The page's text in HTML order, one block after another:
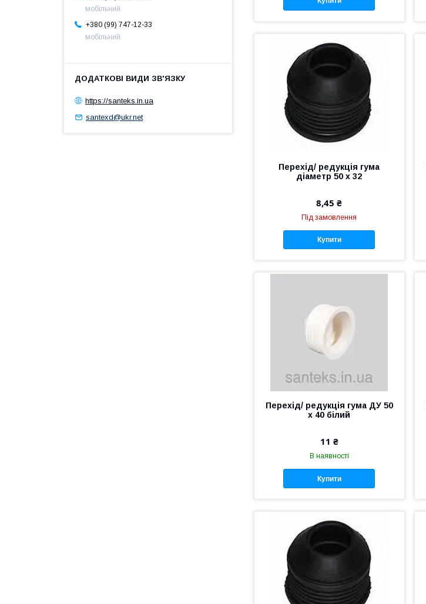
Перехід/ редукція гума
діаметр 50 х 32
8,45 ₴
Під замовлення
Купити
Перехід/ редукція гума ДУ 50
х 40 білий
11 ₴
В наявності
Купити
мобільний
+380 (99) 747-12-33
мобільний
https://santeks.in.ua
santexd@ukr.net